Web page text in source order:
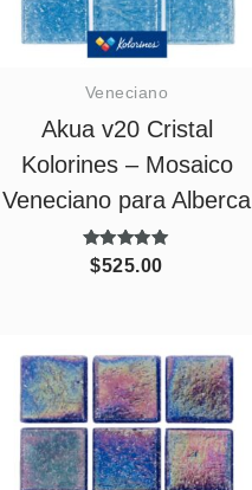
Veneciano
Akua v20 Cristal
Kolorines – Mosaico
Veneciano para Alberca
Valorado
con
$525.00